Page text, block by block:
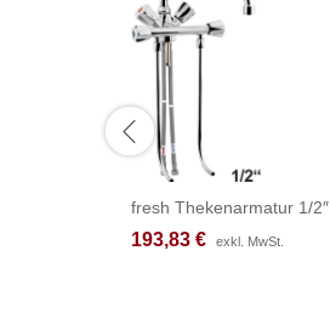
fresh Thekenarmatur 1/2″
193,83 € exkl. MwSt.
193,83 € exkl. MwSt.